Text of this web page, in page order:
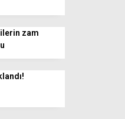
zam